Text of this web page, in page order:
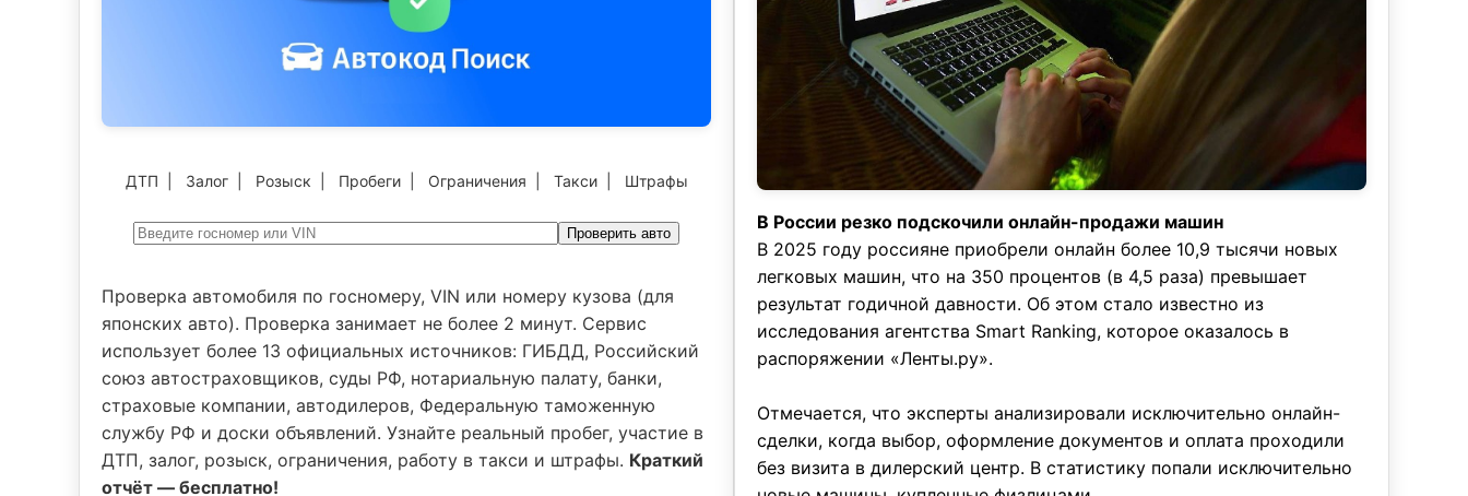
ДТП Залог| Розыск Пробеги| Ограничения Такси| Штрафы
Проверить авто
Проверка автомобиля по госномеру, VIN или номеру кузова (для
японских авто). Проверка занимает не более 2 минут. Сервис
использует более 13 официальных источников: ГИБДД, Российский
союз автостраховщиков, суды РФ, нотариальную палату, банки,
страховые компании, автодилеров, Федеральную таможенную
службу РФ и доски объявлений. Узнайте реальный пробег, участие в
ДТП, залог, розыск, ограничения, работу в такси и штрафы. Краткий
отчёт — бесплатно!
В России резко подскочили онлайн-продажи машин
В 2025 году россияне приобрели онлайн более 10,9 тысячи новых
легковых машин, что на 350 процентов (в 4,5 раза) превышает
результат годичной давности. Об этом стало известно из
исследования агентства Smart Ranking, которое оказалось в
распоряжении «Ленты.ру».
Отмечается, что эксперты анализировали исключительно онлайн-
сделки, когда выбор, оформление документов и оплата проходили
без визита в дилерский центр. В статистику попали исключительно